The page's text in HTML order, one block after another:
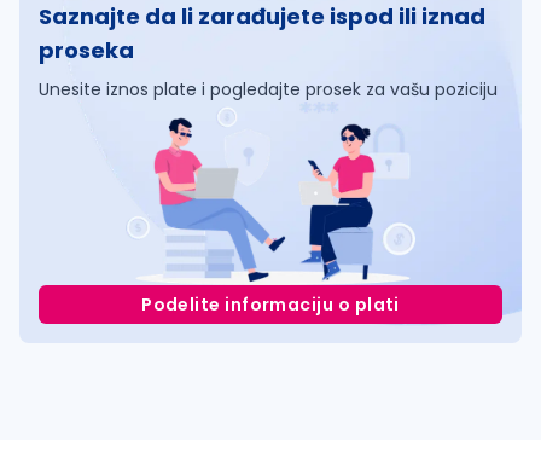
Saznajte da li zarađujete ispod ili iznad
proseka
Unesite iznos plate i pogledajte prosek za vašu poziciju
Podelite informaciju o plati